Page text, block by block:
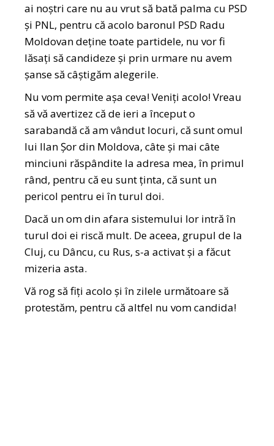
ai noștri care nu au vrut să bată palma cu PSD
și PNL, pentru că acolo baronul PSD Radu
Moldovan deține toate partidele, nu vor fi
lăsați să candideze și prin urmare nu avem
șanse să câștigăm alegerile.
Nu vom permite așa ceva! Veniți acolo! Vreau
să vă avertizez că de ieri a început o
sarabandă că am vândut locuri, că sunt omul
lui Ilan Șor din Moldova, câte și mai câte
minciuni răspândite la adresa mea, în primul
rând, pentru că eu sunt ținta, că sunt un
pericol pentru ei în turul doi.
Dacă un om din afara sistemului lor intră în
turul doi ei riscă mult. De aceea, grupul de la
Cluj, cu Dâncu, cu Rus, s-a activat și a făcut
mizeria asta.
Vă rog să fiți acolo și în zilele următoare să
protestăm, pentru că altfel nu vom candida!